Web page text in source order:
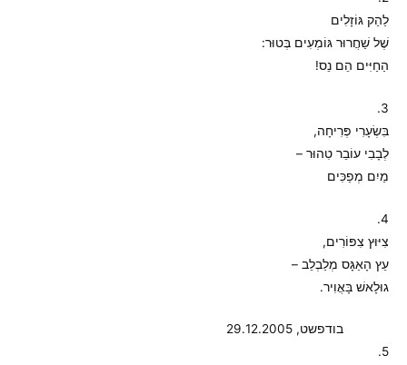
לַהַק גּוֹזָלִים
שֶׁל שַׁחֲרוּר גּוֹמְעִים בְּטוּר:
הַחַיִּים הֵם נֵס!
3.
בִּשְׂעָרִי פְּרִיחָה,
לְבָבִי עוֹבֵר טִהוּר –
מַיִם מְפַכִּים
4.
צִיּוּץ צִפּוֹרִים,
עֵץ הָאַגָּס מְלַבְלֵב –
גוּלָאשׁ בָּאֲוִיר.
בודפשט, 29.12.2005
5.